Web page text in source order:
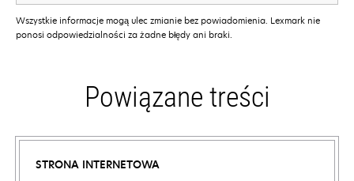
Wszystkie informacje mogą ulec zmianie bez powiadomienia. Lexmark nie
ponosi odpowiedzialności za żadne błędy ani braki.
Powiązane treści
STRONA INTERNETOWA